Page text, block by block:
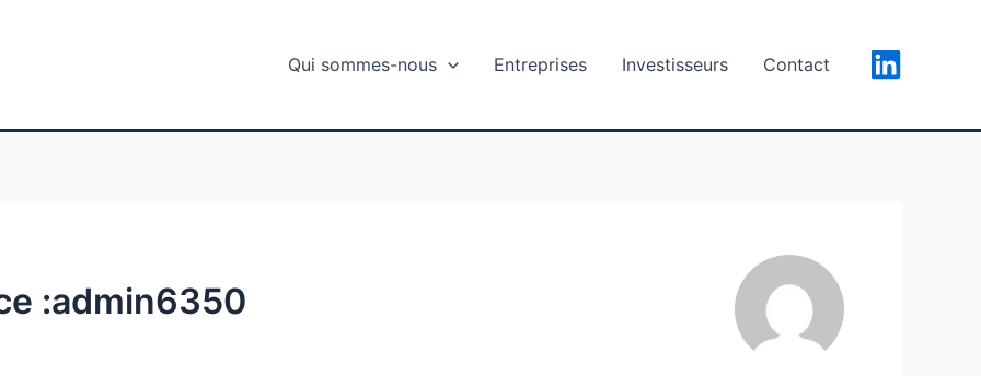
Qui sommes-nous Entreprises Investisseurs Contact
:admin6350